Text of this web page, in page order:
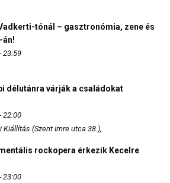
tónál – gasztronómia, zene és
án!
23:59
délutánra várják a családokat
22:00
(Szent Imre utca 38.),
rockopera érkezik Kecelre
23:00